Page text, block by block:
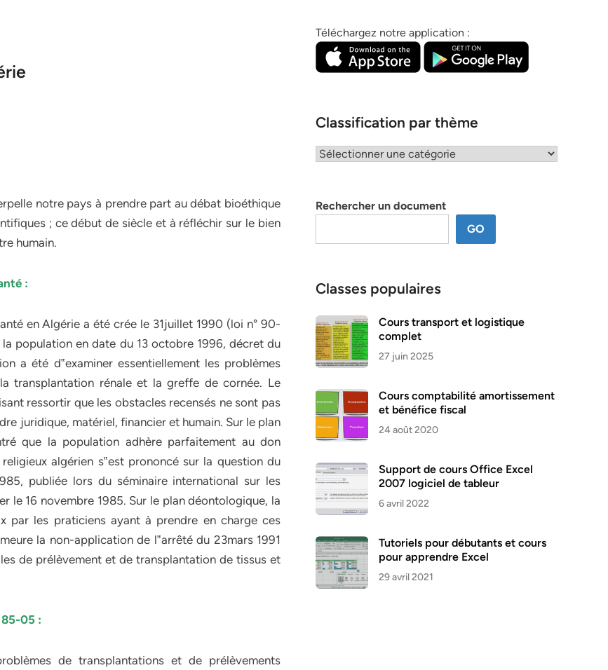
notre pays à prendre part au débat bioéthique
; ce début de siècle et à réfléchir sur le bien
humain.
:
en Algérie a été crée le 31juillet 1990 (loi n° 90-
population en date du 13 octobre 1996, décret du
a été d‟examiner essentiellement les problèmes
transplantation rénale et la greffe de cornée. Le
ressortir que les obstacles recensés ne sont pas
juridique, matériel, financier et humain. Sur le plan
que la population adhère parfaitement au don
algérien s‟est prononcé sur la question du
publiée lors du séminaire international sur les
le 16 novembre 1985. Sur le plan déontologique, la
par les praticiens ayant à prendre en charge ces
la non-application de l‟arrêté du 23mars 1991
de prélèvement et de transplantation de tissus et
85-05 :
de transplantations et de prélèvements
Téléchargez notre application :
Classification par thème
Classification
Rechercher un document
GO
Classes populaires
Cours transport et logistique
complet
27 juin 2025
Cours comptabilité amortissement
et bénéfice fiscal
24 août 2020
Support de cours Office Excel
2007 logiciel de tableur
6 avril 2022
Tutoriels pour débutants et cours
pour apprendre Excel
29 avril 2021